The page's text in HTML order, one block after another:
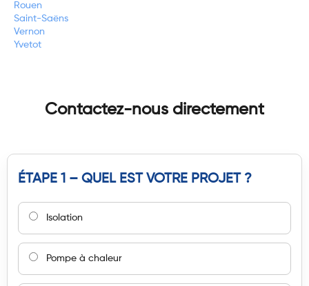
Rouen
Saint-Saëns
Vernon
Yvetot
Contactez-nous directement
ÉTAPE 1 – QUEL EST VOTRE PROJET ?
Isolation
Pompe à chaleur